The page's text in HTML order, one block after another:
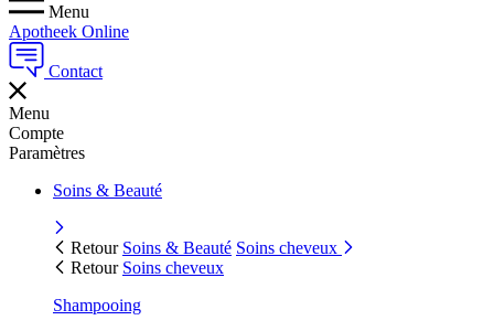
Menu
Apotheek Online
Contact
Menu
Compte
Paramètres
Soins & Beauté
Retour Soins & Beauté Soins cheveux
Retour Soins cheveux
Shampooing